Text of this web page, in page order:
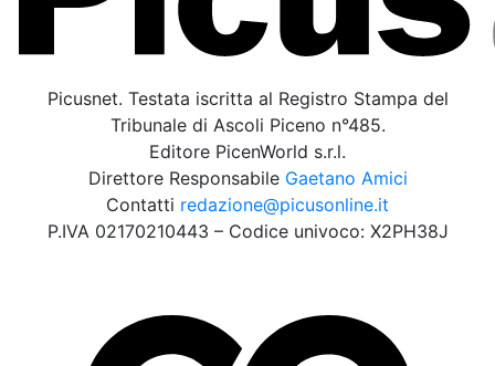
Picusnet. Testata iscritta al Registro Stampa del
Tribunale di Ascoli Piceno n°485.
Editore PicenWorld s.r.l.
Direttore Responsabile Gaetano Amici
Contatti redazione@picusonline.it
P.IVA 02170210443 – Codice univoco: X2PH38J